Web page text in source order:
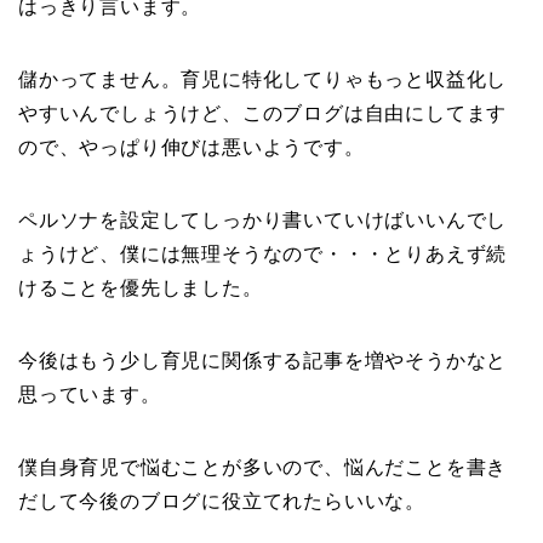
はっきり言います。
儲かってません。育児に特化してりゃもっと収益化し
やすいんでしょうけど、このブログは自由にしてます
ので、やっぱり伸びは悪いようです。
ペルソナを設定してしっかり書いていけばいいんでし
ょうけど、僕には無理そうなので・・・とりあえず続
けることを優先しました。
今後はもう少し育児に関係する記事を増やそうかなと
思っています。
僕自身育児で悩むことが多いので、悩んだことを書き
だして今後のブログに役立てれたらいいな。